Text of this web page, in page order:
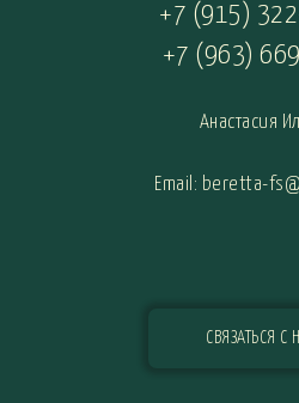
+7 (915)
+7 (963)
Анастасия
Email: beretta-
СВЯЗАТЬСЯ С